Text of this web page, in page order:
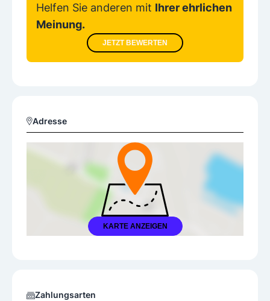
Helfen Sie anderen mit Ihrer ehrlichen
Meinung.
JETZT BEWERTEN
Adresse
KARTE ANZEIGEN
Zahlungsarten